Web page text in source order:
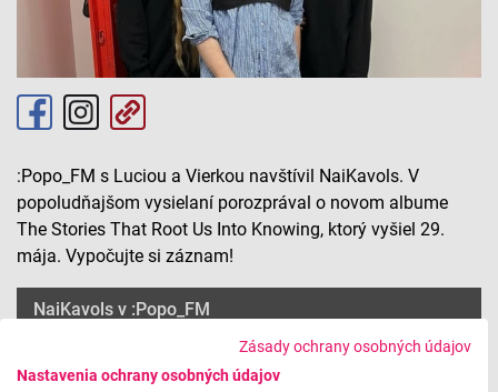
Zásady ochrany osobných údajov
Nastavenia ochrany osobných údajov
:Popo_FM s Luciou a Vierkou navštívil NaiKavols. V
popoludňajšom vysielaní porozprával o novom albume
The Stories That Root Us Into Knowing, ktorý vyšiel 29.
mája. Vypočujte si záznam!
NaiKavols v :Popo_FM